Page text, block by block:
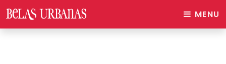
MENU